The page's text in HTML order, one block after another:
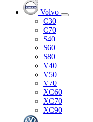
Volvo
C30
C70
S40
S60
S80
V40
V50
V70
XC60
XC70
XC90